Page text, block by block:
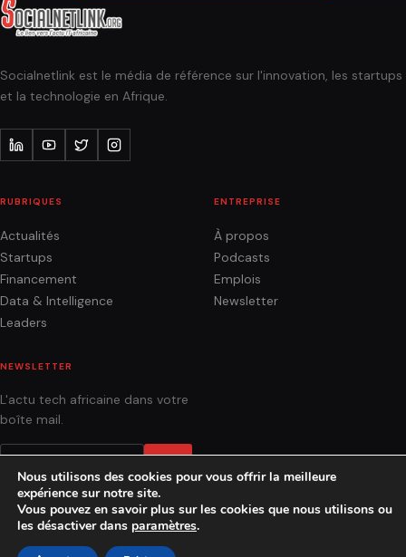
Socialnetlink est le média de référence sur l'innovation, les startups
et la technologie en Afrique.
RUBRIQUES
Actualités
Startups
Financement
Data & Intelligence
Leaders
ENTREPRISE
À propos
Podcasts
Emplois
Newsletter
NEWSLETTER
L'actu tech africaine dans votre
boîte mail.
OK
Nous utilisons des cookies pour vous offrir la meilleure
expérience sur notre site.
Vous pouvez en savoir plus sur les cookies que nous utilisons ou
les désactiver dans paramètres.